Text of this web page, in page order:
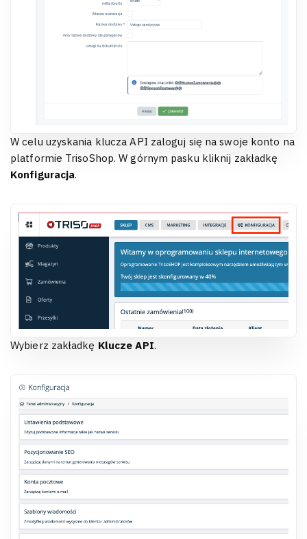
W celu uzyskania klucza API zaloguj się na swoje konto na
platformie TrisoShop. W górnym pasku kliknij zakładkę
Konfiguracja.
Wybierz zakładkę Klucze API.